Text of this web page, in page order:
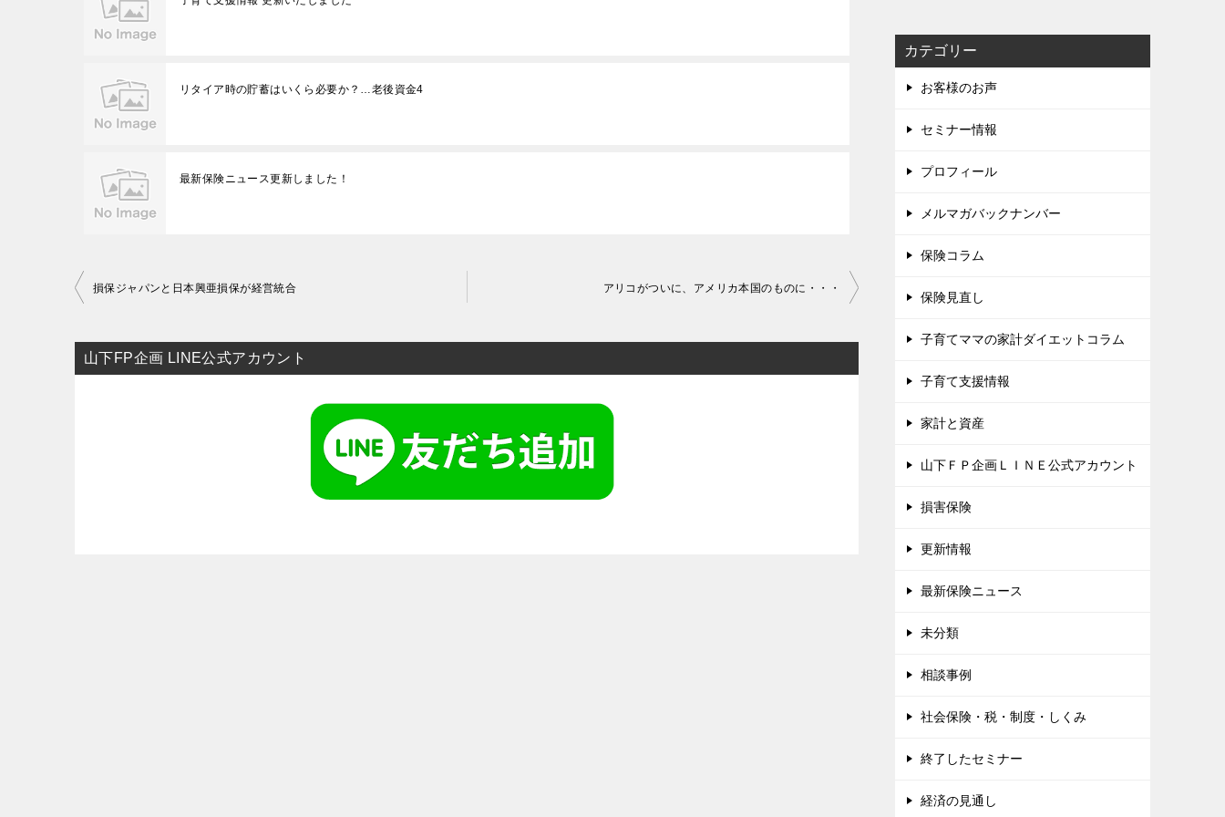
リタイア時の貯蓄はいくら必要か？…老後資金4
最新保険ニュース更新しました！
投
ナ
ビ
損保ジャパンと日本興亜損保が経営統合 アリコがついに、アメリカ本国のものに・・・
山下FP企画 LINE公式アカウント
カテゴリー
お客様のお声
セミナー情報
プロフィール
メルマガバックナンバー
保険コラム
保険見直し
子育てママの家計ダイエットコラム
子育て支援情報
家計と資産
山下ＦＰ企画ＬＩＮＥ公式アカウント
損害保険
更新情報
最新保険ニュース
未分類
相談事例
社会保険・税・制度・しくみ
終了したセミナー
経済の見通し